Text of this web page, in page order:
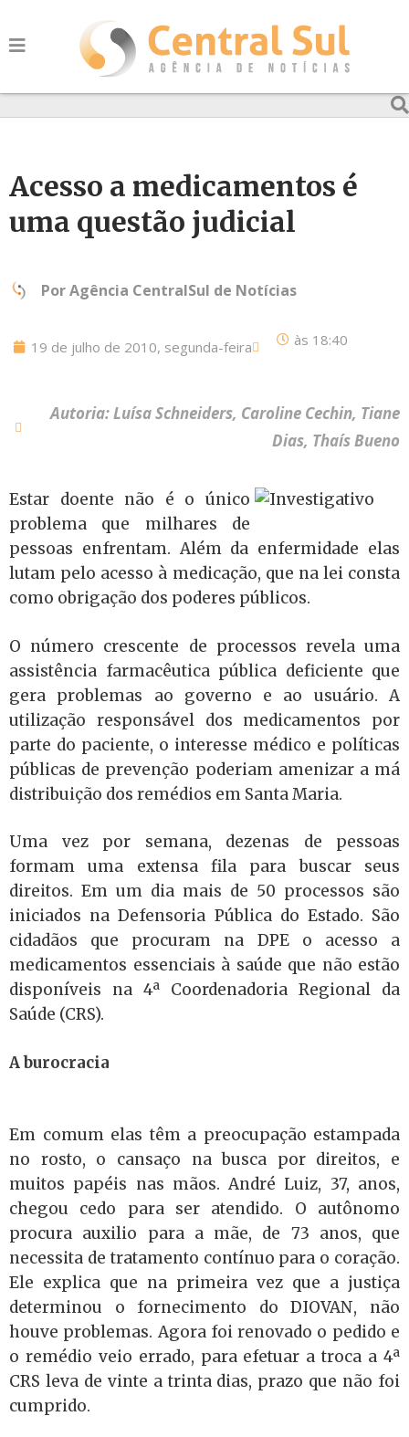
Acesso a medicamentos é
uma questão judicial
PorAgência CentralSul de Notícias
19 de julho de 2010, segunda-feira às 18:40
Autoria: Luísa Schneiders, Caroline Cechin, Tiane
Dias, Thaís Bueno
Estar doente não é o único
problema que milhares de
pessoas enfrentam. Além da enfermidade elas
lutam pelo acesso à medicação, que na lei consta
como obrigação dos poderes públicos.
O número crescente de processos revela uma
assistência farmacêutica pública deficiente que
gera problemas ao governo e ao usuário. A
utilização responsável dos medicamentos por
parte do paciente, o interesse médico e políticas
públicas de prevenção poderiam amenizar a má
distribuição dos remédios em Santa Maria.
Uma vez por semana, dezenas de pessoas
formam uma extensa fila para buscar seus
direitos. Em um dia mais de 50 processos são
iniciados na Defensoria Pública do Estado. São
cidadãos que procuram na DPE o acesso a
medicamentos essenciais à saúde que não estão
disponíveis na 4ª Coordenadoria Regional da
Saúde (CRS).
A burocracia
Em comum elas têm a preocupação estampada
no rosto, o cansaço na busca por direitos, e
muitos papéis nas mãos. André Luiz, 37, anos,
chegou cedo para ser atendido. O autônomo
procura auxilio para a mãe, de 73 anos, que
necessita de tratamento contínuo para o coração.
Ele explica que na primeira vez que a justiça
determinou o fornecimento do DIOVAN, não
houve problemas. Agora foi renovado o pedido e
o remédio veio errado, para efetuar a troca a 4ª
CRS leva de vinte a trinta dias, prazo que não foi
cumprido.